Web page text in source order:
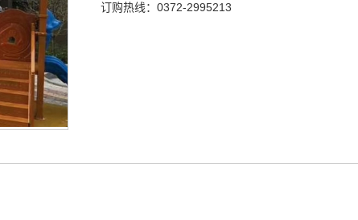
订购热线： 0372-2995213